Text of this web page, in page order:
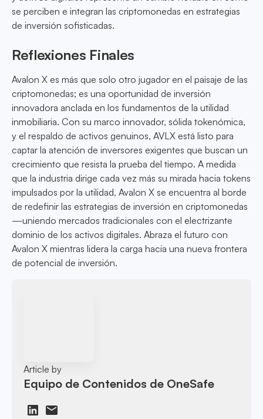
se perciben e integran las criptomonedas en estrategias
de inversión sofisticadas.
Reflexiones Finales
Avalon X es más que solo otro jugador en el paisaje de las
criptomonedas; es una oportunidad de inversión
innovadora anclada en los fundamentos de la utilidad
inmobiliaria. Con su marco innovador, sólida tokenómica,
y el respaldo de activos genuinos, AVLX está listo para
captar la atención de inversores exigentes que buscan un
crecimiento que resista la prueba del tiempo. A medida
que la industria dirige cada vez más su mirada hacia tokens
impulsados por la utilidad, Avalon X se encuentra al borde
de redefinir las estrategias de inversión en criptomonedas
—uniendo mercados tradicionales con el electrizante
dominio de los activos digitales. Abraza el futuro con
Avalon X mientras lidera la carga hacia una nueva frontera
de potencial de inversión.
Article by
Equipo de Contenidos de OneSafe